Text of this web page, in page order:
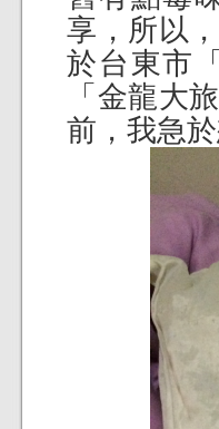
享，所以
於台東市
「金龍大
前，我急